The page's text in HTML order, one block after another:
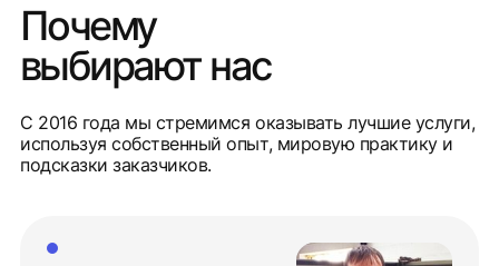
Почему
выбирают нас
С 2016 года мы стремимся оказывать лучшие услуги,
используя собственный опыт, мировую практику и
подсказки заказчиков.